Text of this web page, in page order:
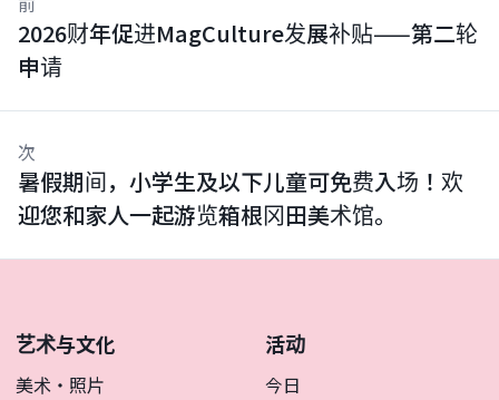
2026财年促进MagCulture发展补贴——第二轮
申请
次
暑假期间，小学生及以下儿童可免费入场！欢
迎您和家人一起游览箱根冈田美术馆。
艺术与文化
美术・照片
活动
今日